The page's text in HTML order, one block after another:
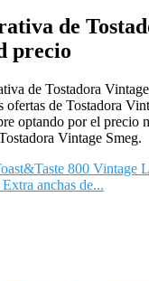
de
precio
de Tostadora
ofertas de Tostadora
optando por el precio
Vintage Smeg.
800 Vintage
anchas de...